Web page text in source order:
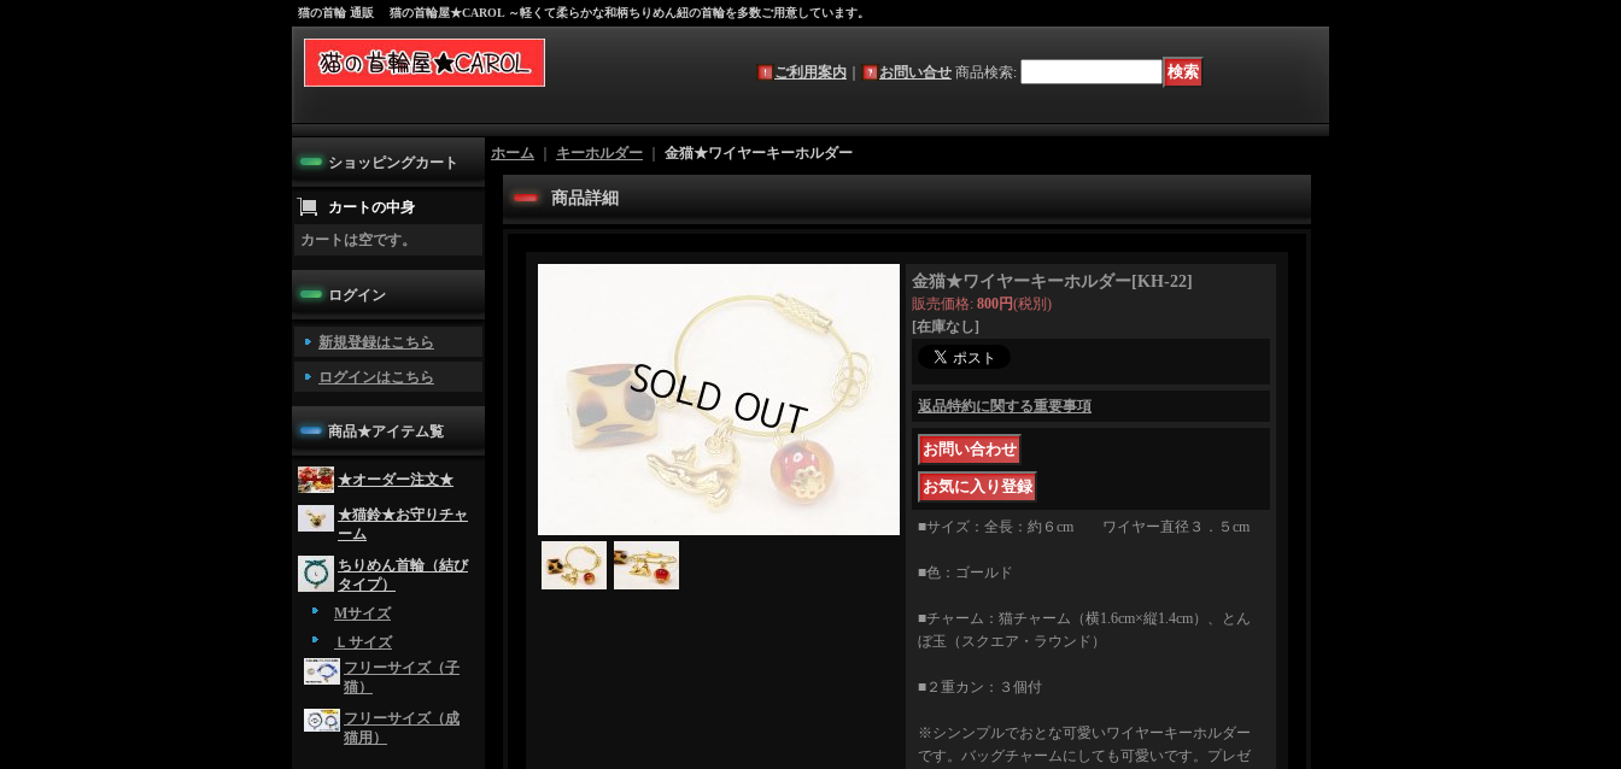
猫の首輪 通販 猫の首輪屋★CAROL ～軽くて柔らかな和柄ちりめん紐の首輪を多数ご用意しています。
ご利用案内 お問い合せ 商品検索:
ショッピングカート
カートの中身
カートは空です。
ログイン
新規登録はこちら
ログインはこちら
商品★アイテム覧
★オーダー注文★
★猫鈴★お守りチャ
ーム
ちりめん首輪（結び
タイプ）
Mサイズ
Ｌサイズ
フリーサイズ（子
猫）
フリーサイズ（成
猫用）
ホーム キーホルダー 金猫★ワイヤーキーホルダー
商品詳細
金猫★ワイヤーキーホルダー[KH-22]
販売価格: 800円(税別)
[在庫なし]
返品特約に関する重要事項
■サイズ：全長：約６cm ワイヤー直径３．５cm
■色：ゴールド
■チャーム：猫チャーム（横1.6cm×縦1.4cm）、とん
ぼ玉（スクエア・ラウンド）
■２重カン：３個付
※シンンプルでおとな可愛いワイヤーキーホルダー
です。バッグチャームにしても可愛いです。プレゼ